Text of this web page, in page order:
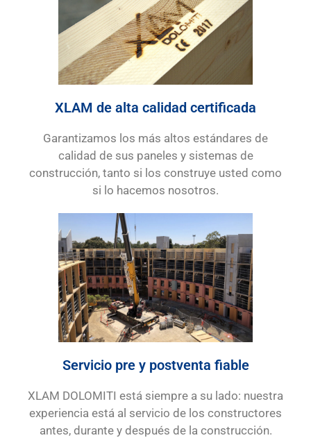
XLAM de alta calidad certificada
Garantizamos los más altos estándares de
calidad de sus paneles y sistemas de
construcción, tanto si los construye usted como
si lo hacemos nosotros.
Servicio pre y postventa fiable
XLAM DOLOMITI está siempre a su lado: nuestra
experiencia está al servicio de los constructores
antes, durante y después de la construcción.